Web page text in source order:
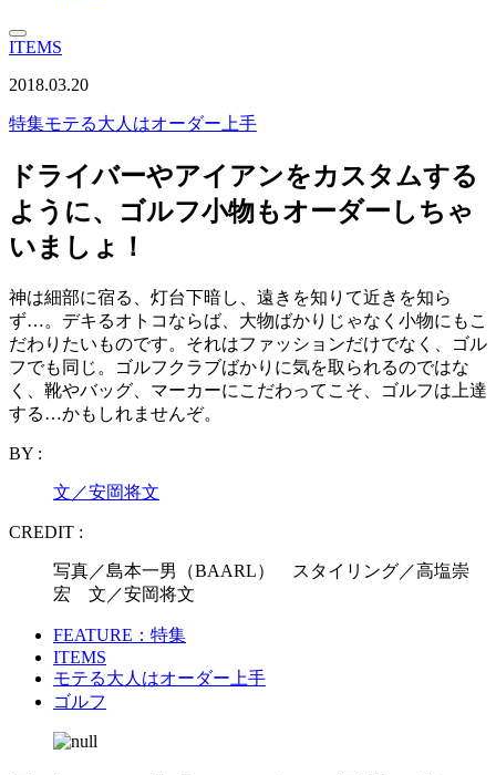
ITEMS
2018.03.20
特集モテる大人はオーダー上手
ドライバーやアイアンをカスタムする
ように、ゴルフ小物もオーダーしちゃ
いましょ！
神は細部に宿る、灯台下暗し、遠きを知りて近きを知ら
ず…。デキるオトコならば、大物ばかりじゃなく小物にもこ
だわりたいものです。それはファッションだけでなく、ゴル
フでも同じ。ゴルフクラブばかりに気を取られるのではな
く、靴やバッグ、マーカーにこだわってこそ、ゴルフは上達
する…かもしれませんぞ。
BY :
文／安岡将文
CREDIT :
写真／島本一男（BAARL） スタイリング／高塩崇
宏 文／安岡将文
FEATURE：特集
ITEMS
モテる大人はオーダー上手
ゴルフ